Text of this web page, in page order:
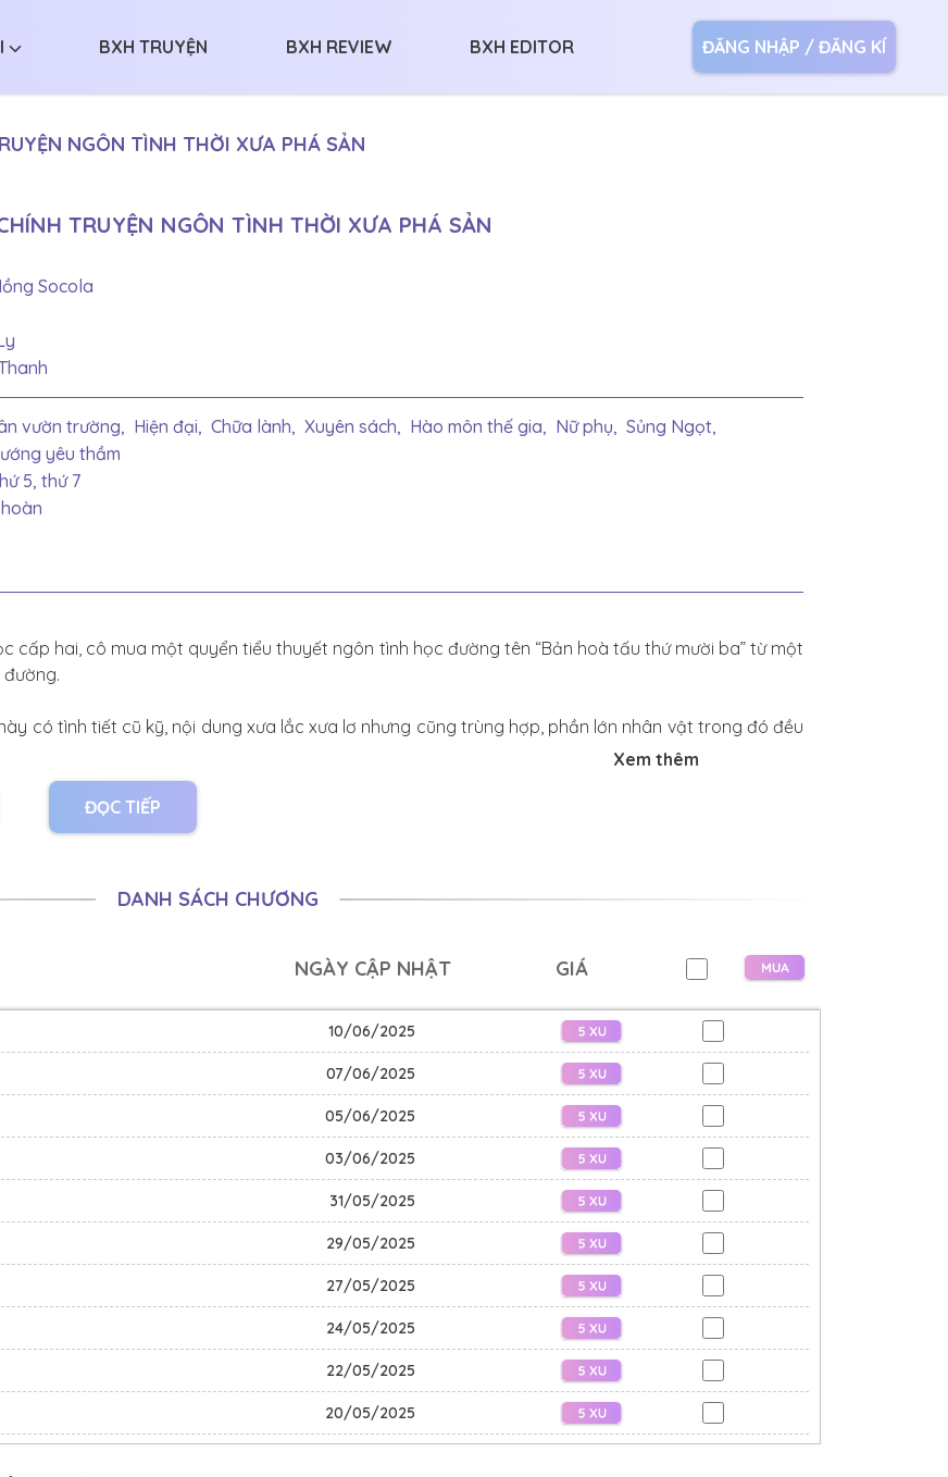
BXH TRUYỆN BXH REVIEW BXH EDITOR ĐĂNG NHẬP / ĐĂNG KÍ
NGÔN TÌNH THỜI XƯA PHÁ SẢN
TRUYỆN NGÔN TÌNH THỜI XƯA PHÁ SẢN
Socola
vườn trường, Hiện đại, Chữa lành, Xuyên sách, Hào môn thế gia, Nữ phụ, Sủng Ngọt,
yêu thầm
5, thứ 7
cấp hai, cô mua một quyển tiểu thuyết ngôn tình học đường tên “Bản hoà tấu thứ mười ba” từ một
có tình tiết cũ kỹ, nội dung xưa lắc xưa lơ nhưng cũng trùng hợp, phần lớn nhân vật trong đó đều
nó, người đàn ông này ai muốn yêu thì yêu đi”.
Xem thêm
ĐỌC TIẾP
DANH SÁCH CHƯƠNG
NGÀY CẬP NHẬT GIÁ
10/06/2025
07/06/2025
05/06/2025
03/06/2025
31/05/2025
29/05/2025
27/05/2025
24/05/2025
22/05/2025
20/05/2025